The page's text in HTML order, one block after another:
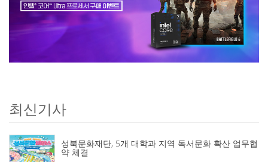
최신기사
성북문화재단, 5개 대학과 지역 독서문화 확산 업무협
약 체결